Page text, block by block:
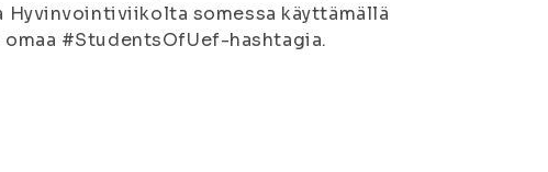
Hyvinvointiviikolta somessa käyttämällä
#StudentsOfUef-hashtagia.